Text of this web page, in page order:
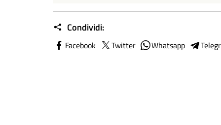
Condividi:
Facebook Twitter Whatsapp